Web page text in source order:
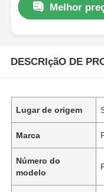
Melhor
DESCRIçãO DE
Lugar de origem
Marca
Número do
modelo